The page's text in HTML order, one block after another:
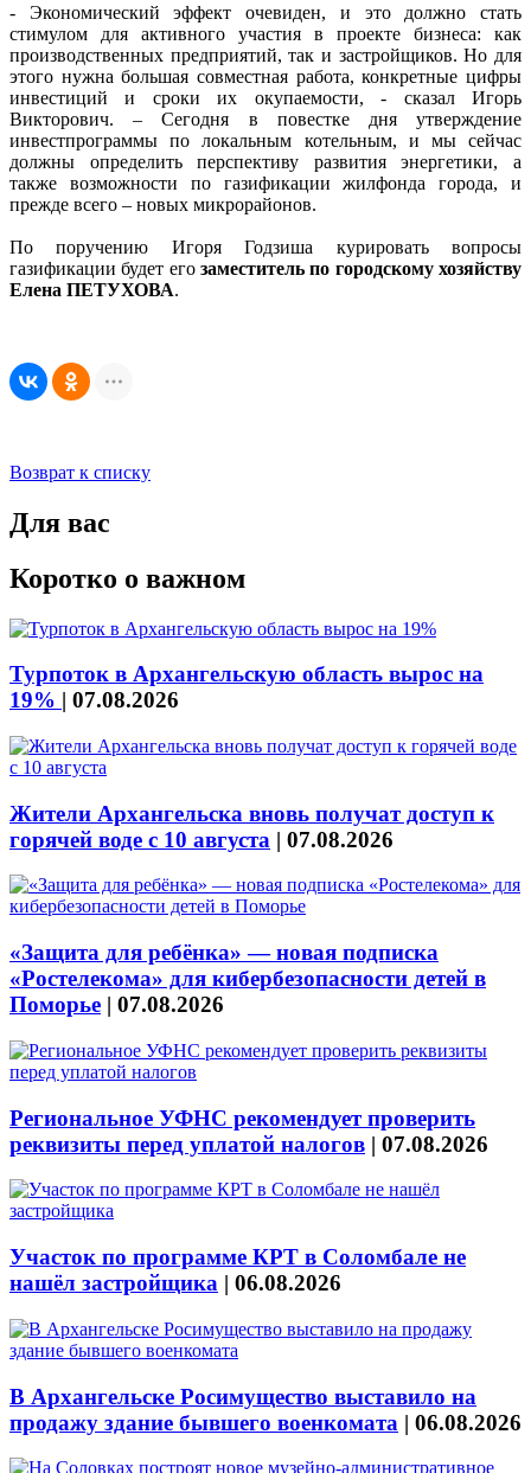
- Экономический эффект очевиден, и это должно стать
стимулом для активного участия в проекте бизнеса: как
производственных предприятий, так и застройщиков. Но для
этого нужна большая совместная работа, конкретные цифры
инвестиций и сроки их окупаемости, - сказал Игорь
Викторович. – Сегодня в повестке дня утверждение
инвестпрограммы по локальным котельным, и мы сейчас
должны определить перспективу развития энергетики, а
также возможности по газификации жилфонда города, и
прежде всего – новых микрорайонов.
По поручению Игоря Годзиша курировать вопросы
газификации будет его заместитель по городскому хозяйству
Елена ПЕТУХОВА.
Возврат к списку
Для вас
Коротко о важном
Турпоток в Архангельскую область вырос на
19% | 07.08.2026
Жители Архангельска вновь получат доступ к
горячей воде с 10 августа | 07.08.2026
«Защита для ребёнка» — новая подписка
«Ростелекома» для кибербезопасности детей в
Поморье | 07.08.2026
Региональное УФНС рекомендует проверить
реквизиты перед уплатой налогов | 07.08.2026
Участок по программе КРТ в Соломбале не
нашёл застройщика | 06.08.2026
В Архангельске Росимущество выставило на
продажу здание бывшего военкомата | 06.08.2026